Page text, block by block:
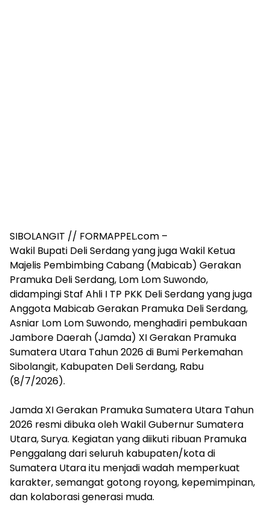
SIBOLANGIT // FORMAPPEL.com –
Wakil Bupati Deli Serdang yang juga Wakil Ketua
Majelis Pembimbing Cabang (Mabicab) Gerakan
Pramuka Deli Serdang, Lom Lom Suwondo,
didampingi Staf Ahli I TP PKK Deli Serdang yang juga
Anggota Mabicab Gerakan Pramuka Deli Serdang,
Asniar Lom Lom Suwondo, menghadiri pembukaan
Jambore Daerah (Jamda) XI Gerakan Pramuka
Sumatera Utara Tahun 2026 di Bumi Perkemahan
Sibolangit, Kabupaten Deli Serdang, Rabu
(8/7/2026).
‎Jamda XI Gerakan Pramuka Sumatera Utara Tahun
2026 resmi dibuka oleh Wakil Gubernur Sumatera
Utara, Surya. Kegiatan yang diikuti ribuan Pramuka
Penggalang dari seluruh kabupaten/kota di
Sumatera Utara itu menjadi wadah memperkuat
karakter, semangat gotong royong, kepemimpinan,
dan kolaborasi generasi muda.